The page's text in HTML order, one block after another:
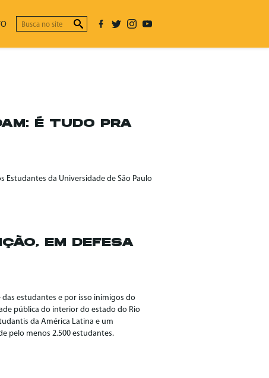
É TUDO PRA
Estudantes da Universidade de São Paulo
EM DEFESA
estudantes e por isso inimigos do
pública do interior do estado do Rio
da América Latina e um
pelo menos 2.500 estudantes.